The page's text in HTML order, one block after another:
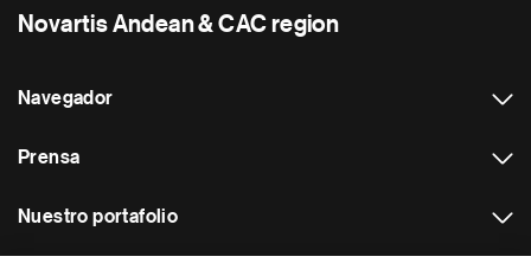
Novartis Andean & CAC region
Navegador
Prensa
Nuestro portafolio